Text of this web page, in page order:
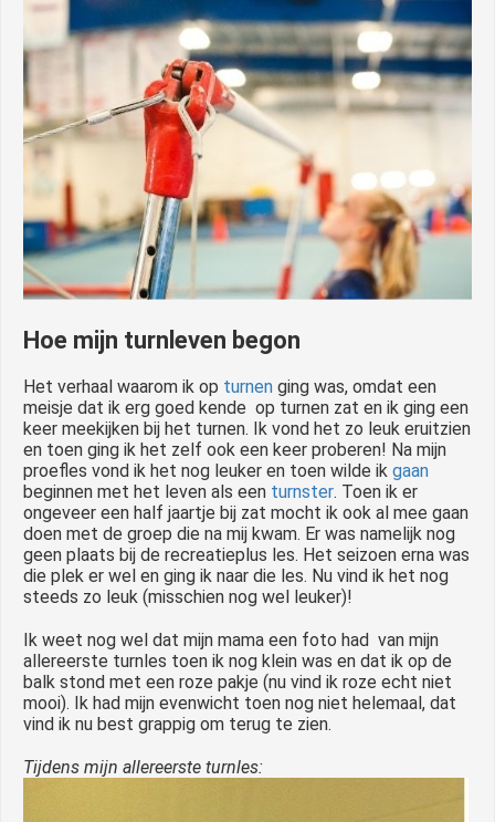
Hoe mijn turnleven begon
Het verhaal waarom ik op turnen ging was, omdat een
meisje dat ik erg goed kende op turnen zat en ik ging een
keer meekijken bij het turnen. Ik vond het zo leuk eruitzien
en toen ging ik het zelf ook een keer proberen! Na mijn
proefles vond ik het nog leuker en toen wilde ik gaan
beginnen met het leven als een turnster. Toen ik er
ongeveer een half jaartje bij zat mocht ik ook al mee gaan
doen met de groep die na mij kwam. Er was namelijk nog
geen plaats bij de recreatieplus les. Het seizoen erna was
die plek er wel en ging ik naar die les. Nu vind ik het nog
steeds zo leuk (misschien nog wel leuker)!
Ik weet nog wel dat mijn mama een foto had van mijn
allereerste turnles toen ik nog klein was en dat ik op de
balk stond met een roze pakje (nu vind ik roze echt niet
mooi). Ik had mijn evenwicht toen nog niet helemaal, dat
vind ik nu best grappig om terug te zien.
Tijdens mijn allereerste turnles: